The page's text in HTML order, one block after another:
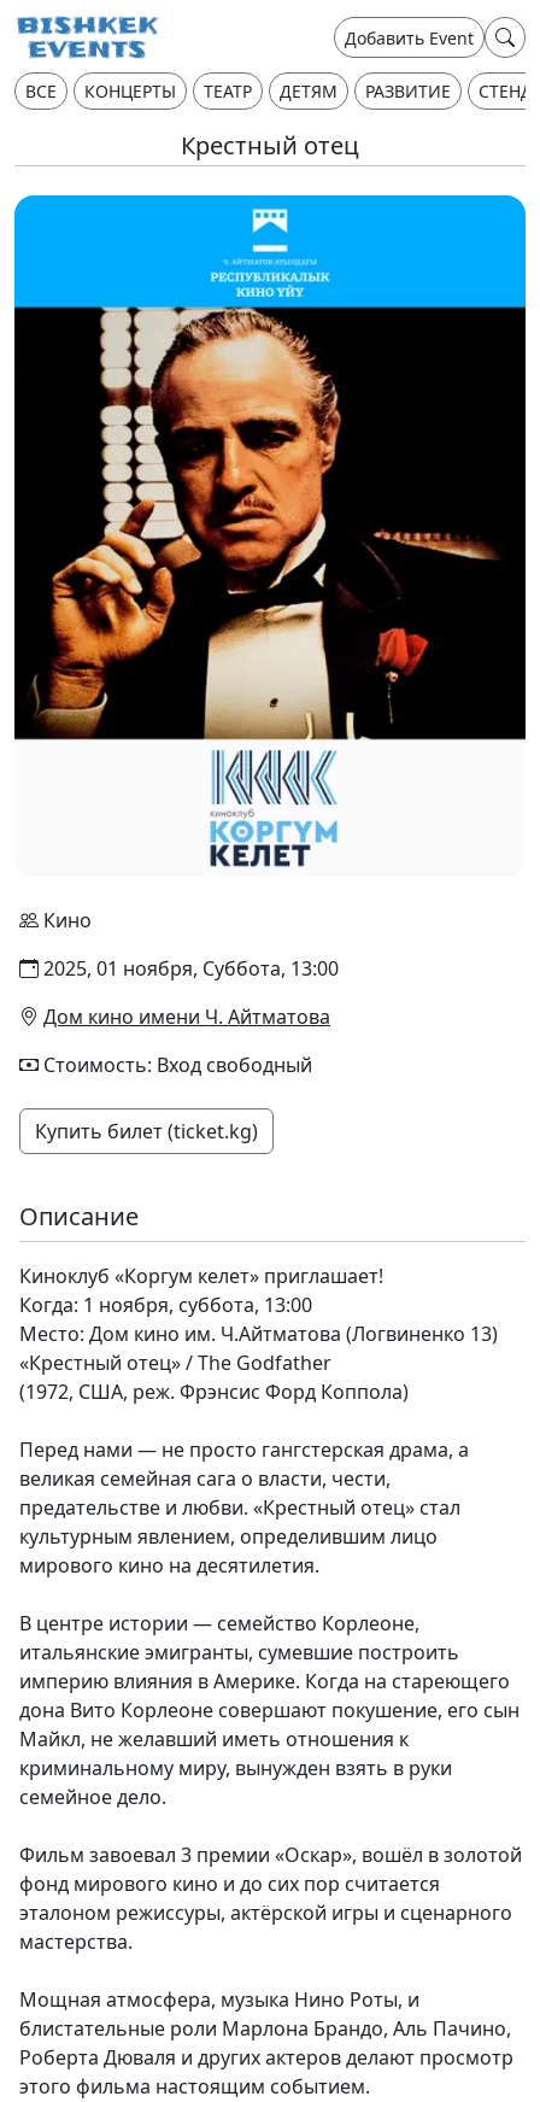
Добавить Event
ВСЕ КОНЦЕРТЫ ТЕАТР ДЕТЯМ РАЗВИТИЕ
Крестный отец
Кино
2025, 01 ноября, Суббота, 13:00
Дом кино имени Ч. Айтматова
Стоимость: Вход свободный
Купить билет (ticket.kg)
Описание
Киноклуб «Коргум келет» приглашает!
Когда: 1 ноября, суббота, 13:00
Место: Дом кино им. Ч.Айтматова (Логвиненко 13)
«Крестный отец» / The Godfather
(1972, США, реж. Фрэнсис Форд Коппола)
Перед нами — не просто гангстерская драма, а
великая семейная сага о власти, чести,
предательстве и любви. «Крестный отец» стал
культурным явлением, определившим лицо
мирового кино на десятилетия.
В центре истории — семейство Корлеоне,
итальянские эмигранты, сумевшие построить
империю влияния в Америке. Когда на стареющего
дона Вито Корлеоне совершают покушение, его сын
Майкл, не желавший иметь отношения к
криминальному миру, вынужден взять в руки
семейное дело.
Фильм завоевал 3 премии «Оскар», вошёл в золотой
фонд мирового кино и до сих пор считается
эталоном режиссуры, актёрской игры и сценарного
мастерства.
Мощная атмосфера, музыка Нино Роты, и
блистательные роли Марлона Брандо, Аль Пачино,
Роберта Дюваля и других актеров делают просмотр
этого фильма настоящим событием.